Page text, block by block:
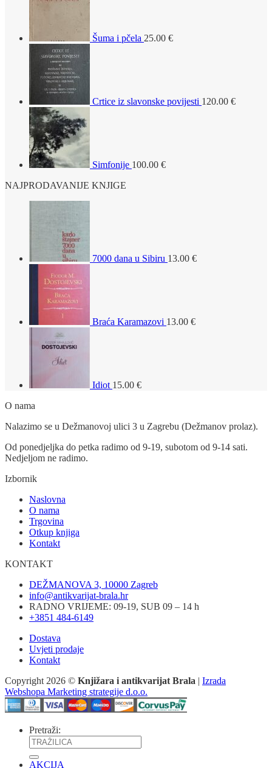
Šuma i pčela 25.00 €
Crtice iz slavonske povijesti 120.00 €
Simfonije 100.00 €
NAJPRODAVANIJE KNJIGE
7000 dana u Sibiru 13.00 €
Braća Karamazovi 13.00 €
Idiot 15.00 €
O nama
Nalazimo se u Dežmanovoj ulici 3 u Zagrebu (Dežmanov prolaz).
Od ponedjeljka do petka radimo od 9-19, subotom od 9-14 sati.
Nedjeljom ne radimo.
Izbornik
Naslovna
O nama
Trgovina
Otkup knjiga
Kontakt
KONTAKT
DEŽMANOVA 3, 10000 Zagreb
info@antikvarijat-brala.hr
RADNO VRIJEME: 09-19, SUB 09 – 14 h
+3851 484-6149
Dostava
Uvjeti prodaje
Kontakt
Copyright 2026 © Knjižara i antikvarijat Brala | Izrada
Webshopa Marketing strategije d.o.o.
Pretraži:
AKCIJA